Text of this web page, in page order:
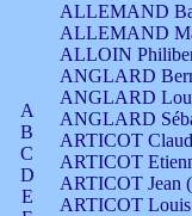
A
B
C
D
E
ALLEMAND
ALLEMAND
ALLOIN
ANGLARD
ANGLARD
ANGLARD
ARTICOT
ARTICOT
ARTICOT Jean
ARTICOT Louis